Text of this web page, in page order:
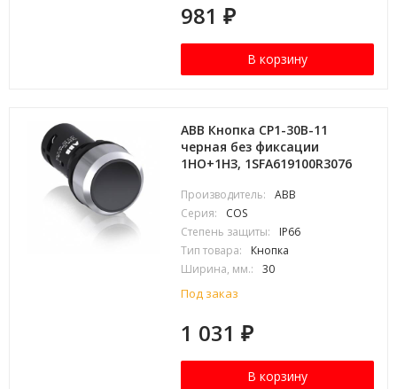
981₽
В корзину
ABB Кнопка CP1-30B-11
черная без фиксации
1НО+1HЗ, 1SFA619100R3076
Производитель:
ABB
Серия:
COS
Степень защиты:
IP66
Тип товара:
Кнопка
Ширина, мм.:
30
Под заказ
1 031₽
В корзину